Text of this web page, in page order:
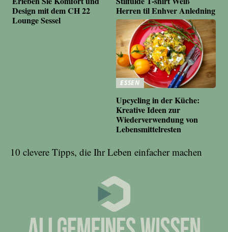
Design mit dem CH 22
Lounge Sessel
Herren til Enhver Anledning
ESSEN
Upcycling in der Küche:
Kreative Ideen zur
Wiederverwendung von
Lebensmittelresten
10 clevere Tipps, die Ihr Leben einfacher machen